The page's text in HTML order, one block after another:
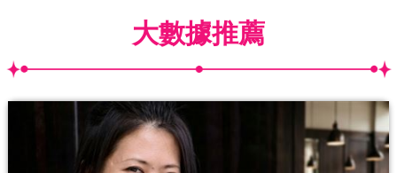
大數據推薦